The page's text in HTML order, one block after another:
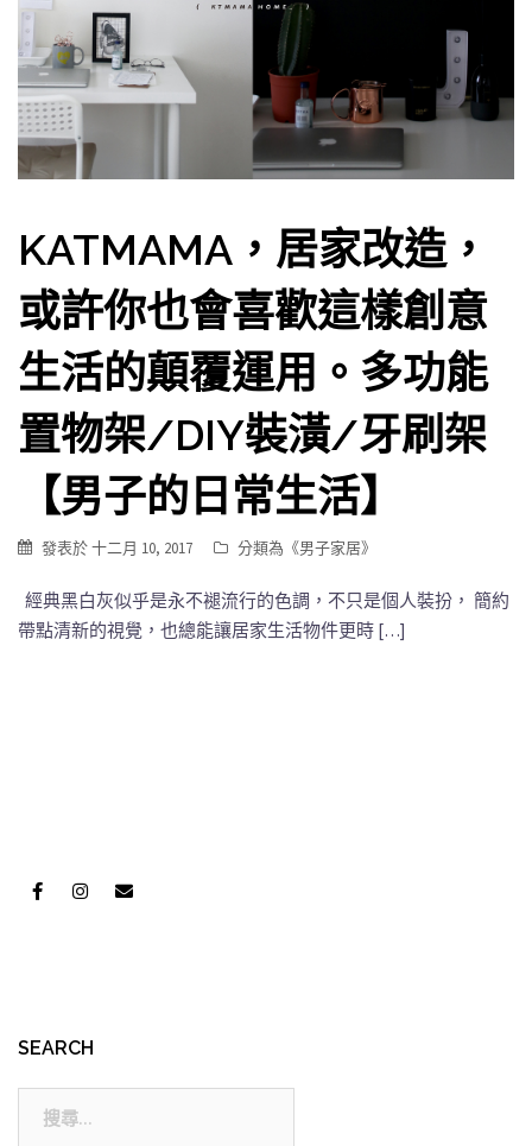
KATMAMA，居家改造，
或許你也會喜歡這樣創意
生活的顛覆運用。多功能
置物架/DIY裝潢/牙刷架
【男子的日常生活】
發表於十二月 10, 2017 分類為《男子家居》
經典黑白灰似乎是永不褪流行的色調，不只是個人裝扮， 簡約
帶點清新的視覺，也總能讓居家生活物件更時 […]
SEARCH